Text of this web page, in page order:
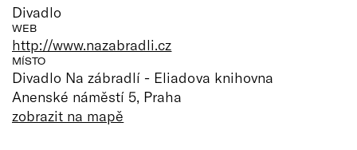
Divadlo
WEB
http://www.nazabradli.cz
MÍSTO
Divadlo Na zábradlí - Eliadova knihovna
Anenské náměstí 5, Praha
zobrazit na mapě